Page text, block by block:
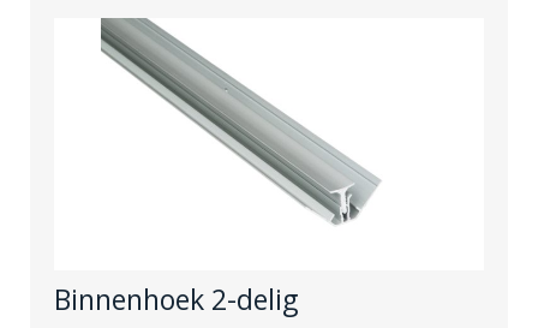
Binnenhoek 2-delig